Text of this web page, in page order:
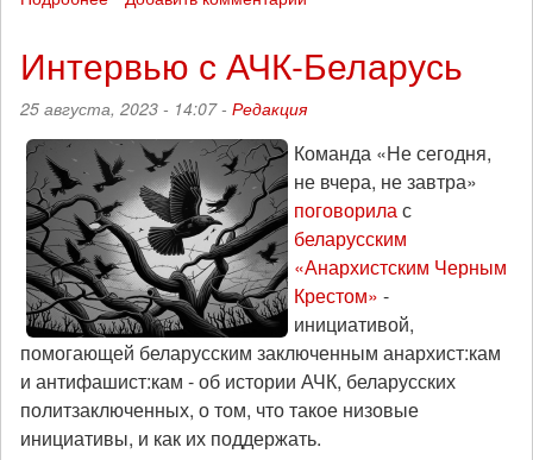
задержания
беларусских
анархо-
партизан:
последнее
слово
Сергея
Романова
Интервью с АЧК-Беларусь
25 августа, 2023 - 14:07 - Редакция
Команда «Не сегодня,
не вчера, не завтра»
поговорилас
беларусским
«Анархистским Черным
Крестом» -
инициативой,
помогающей беларусским заключенным анархист:кам
и антифашист:кам - об истории АЧК, беларусских
политзаключенных, о том, что такое низовые
инициативы, и как их поддержать.